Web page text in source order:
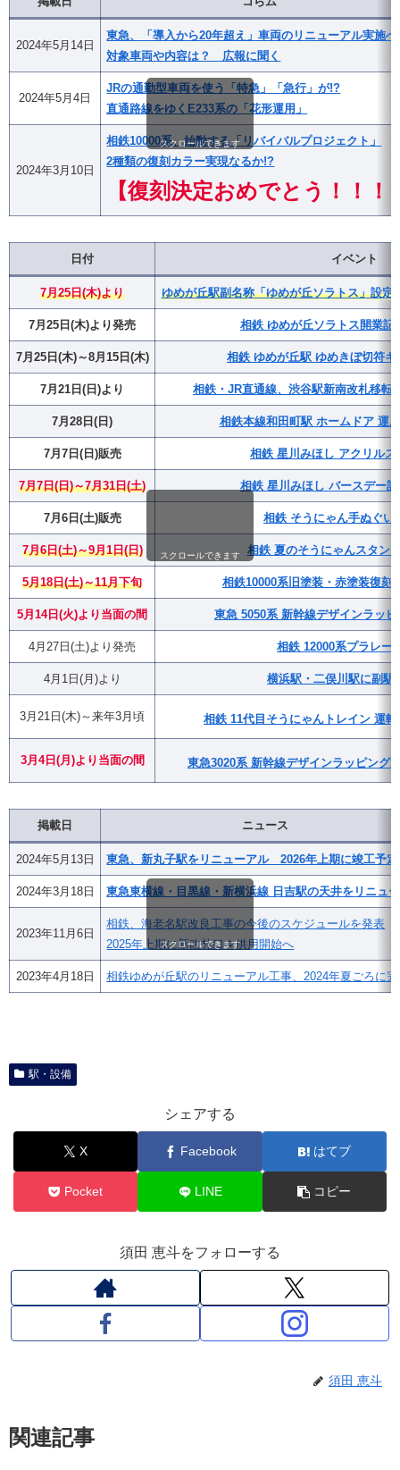
2024年5月14日
東急、「導入から20年超え」車両のリニューアル実施へ
対象車両や内容は？ 広報に聞く
2024年5月4日
JRの通勤型車両を使う「特急」「急行」が!?
直通路線をゆくE233系の「花形運用」
2024年3月10日
相鉄10000系、始動する「リバイバルプロジェクト」
2種類の復刻カラー実現なるか!?
【復刻決定おめでとう！！！
スクロールできます
日付 イベント
7月25日(木)より ゆめが丘駅副名称「ゆめが丘ソラトス」設定
7月25日(木)より発売 相鉄 ゆめが丘ソラトス開業記
7月25日(木)～8月15日(木) 相鉄 ゆめが丘駅 ゆめきぼ切符
7月21日(日)より 相鉄・JR直通線、渋谷駅新南改札移転
7月28日(日) 相鉄本線和田町駅 ホームドア 運
7月7日(日)販売 相鉄 星川みほし アクリルス
7月7日(日)～7月31日(土) 相鉄 星川みほし バースデー
7月6日(土)販売 相鉄 そうにゃん手ぬぐい
7月6日(土)～9月1日(日) 相鉄 夏のそうにゃんスタン
5月18日(土)～11月下旬 相鉄10000系旧塗装・赤塗装復刻
5月14日(火)より当面の間 東急 5050系 新幹線デザインラッ
4月27日(土)より発売 相鉄 12000系プラレー
4月1日(月)より 横浜駅・二俣川駅に副駅
3月21日(木)～来年3月頃 相鉄 11代目そうにゃんトレイン 運転
3月4日(月)より 当面の間 東急3020系 新幹線デザインラッピング
スクロールできます
掲載日 ニュース
2024年5月13日 東急、新丸子駅をリニューアル 2026年上期に竣工予定
2024年3月18日 東急東横線・目黒線・新横浜線 日吉駅の天井をリニュ
2023年11月6日
相鉄、海老名駅改良工事の今後のスケジュールを発表
2025年上期に新改札口を供用開始へ
2023年4月18日 相鉄ゆめが丘駅のリニューアル工事、2024年夏ごろに
スクロールできます
駅・設備
シェアする
X Facebook はてブ
Pocket LINE コピー
須田 恵斗をフォローする
須田 恵斗
関連記事